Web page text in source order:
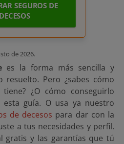
SEGUROS DE
DECESOS
de 2026.
es la forma más sencilla y
Pero ¿sabes cómo
¿O cómo conseguirlo
esta guía. O usa ya nuestro
de decesos para dar con la
a tus necesidades y perfil.
gratis y las garantías que tú